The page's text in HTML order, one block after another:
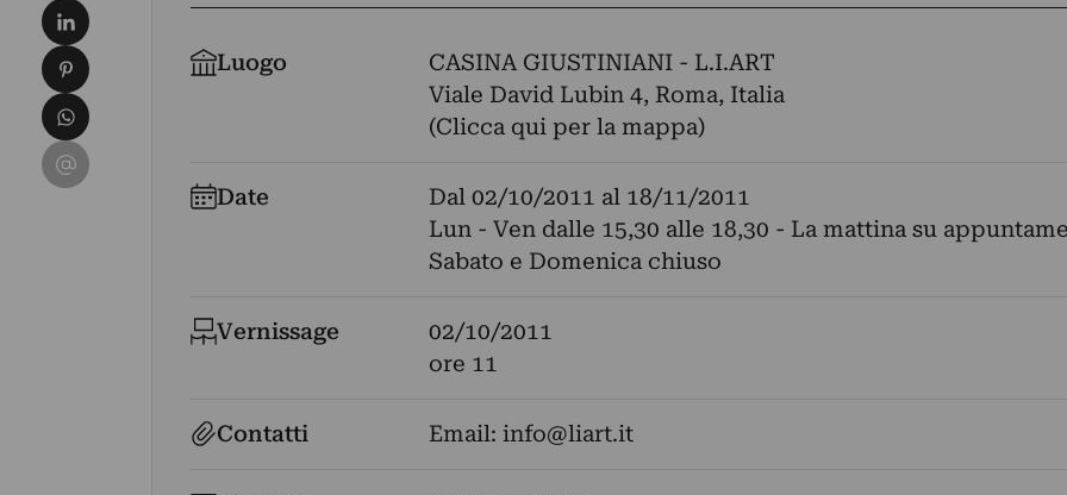
Luogo
CASINA GIUSTINIANI - L.I.ART
Viale David Lubin 4, Roma, Italia
(Clicca qui per la mappa)
Date Dal 02/10/2011 al 18/11/2011
Lun - Ven dalle 15,30 alle 18,30 - La mattina su
Sabato e Domenica chiuso
Vernissage
02/10/2011
ore 11
Contatti Email: info@liart.it
Condividi su LinkedIn
Condividi su Pinterest
Condividi su WhatsApp
Condividi su Email